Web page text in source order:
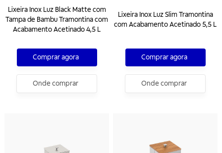
Lixeira Inox Luz Black Matte com
Tampa de Bambu Tramontina com
Acabamento Acetinado 4,5 L
Comprar agora
Onde comprar
Lixeira Inox Luz Slim Tramontina
com Acabamento Acetinado 5,5 L
Comprar agora
Onde comprar